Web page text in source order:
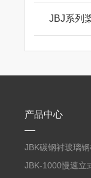
JBJ系列
产品中心
JBK碳钢衬玻璃
芭乐视频APP黄
JBK-1000慢速立